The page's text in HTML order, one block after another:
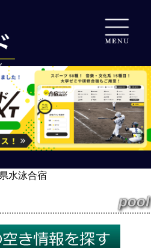
水泳合宿
pool